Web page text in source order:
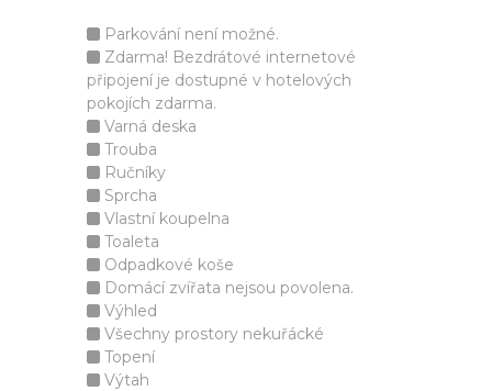
Parkování není možné.
Zdarma! Bezdrátové internetové
připojení je dostupné v hotelových
pokojích zdarma.
Varná deska
Trouba
Ručníky
Sprcha
Vlastní koupelna
Toaleta
Odpadkové koše
Domácí zvířata nejsou povolena.
Výhled
Všechny prostory nekuřácké
Topení
Výtah